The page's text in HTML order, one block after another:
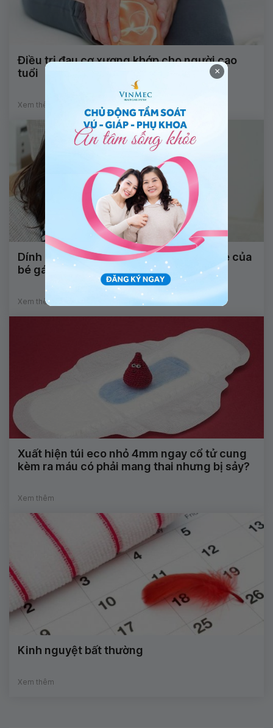
Điều trị đau cơ xương khớp cho người cao
tuổi
Xem thêm
Dính âm môi có nguy hiểm đến sức khỏe của
bé gái không?
Xem thêm
Xuất hiện túi eco nhỏ 4mm ngay cổ tử cung
kèm ra máu có phải mang thai nhưng bị sảy?
Xem thêm
Kinh nguyệt bất thường
Xem thêm
×